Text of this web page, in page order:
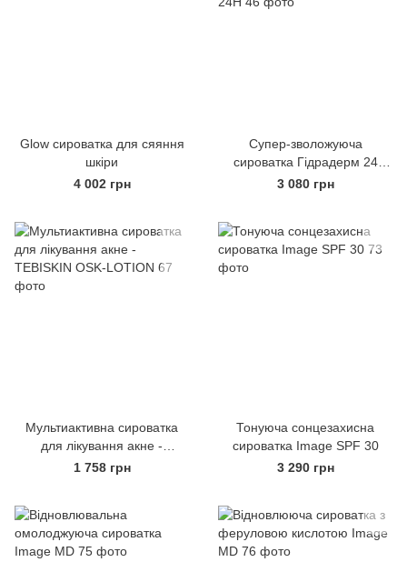
Glow сироватка для сяяння
шкіри
4 002 грн
Супер-зволожуюча
сироватка Гідрадерм 24
години / Sérum Hydraderm
3 080 грн
Мультиактивна сироватка
для лікування акне -
TEBISKIN OSK-LOTION
1 758 грн
Тонуюча сонцезахисна
сироватка Image SPF 30
3 290 грн